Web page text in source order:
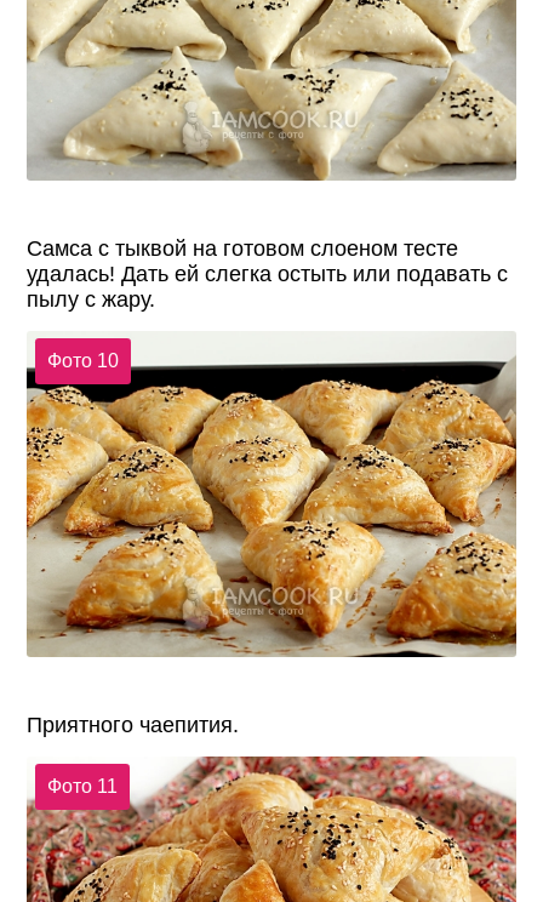
Самса с тыквой на готовом слоеном тесте
удалась! Дать ей слегка остыть или подавать с
пылу с жару.
Фото 10
Приятного чаепития.
Фото 11